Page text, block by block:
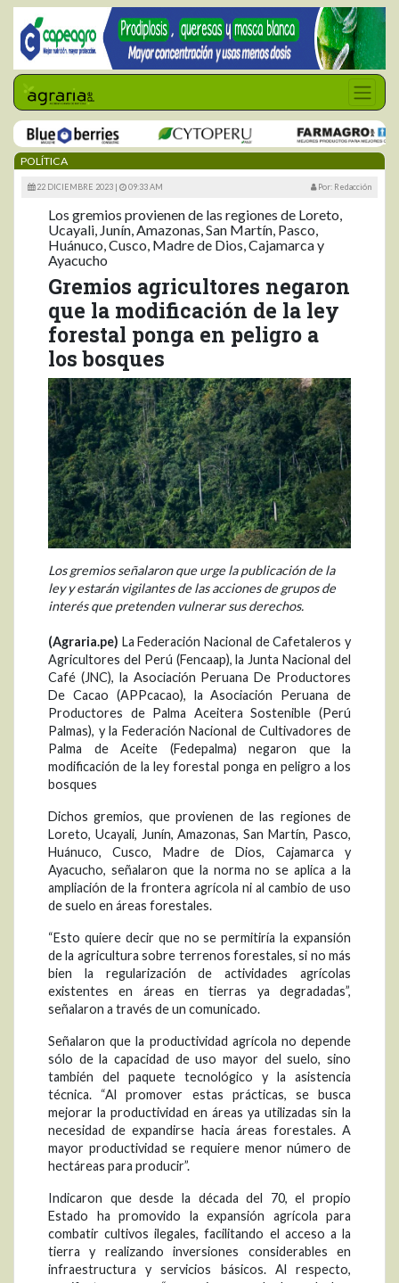
POLÍTICA
22 DICIEMBRE 2023 | 09:33 AM Por: Redacción
Los gremios provienen de las regiones de Loreto,
Ucayali, Junín, Amazonas, San Martín, Pasco,
Huánuco, Cusco, Madre de Dios, Cajamarca y
Ayacucho
Gremios agricultores negaron
que la modificación de la ley
forestal ponga en peligro a
los bosques
Los gremios señalaron que urge la publicación de la
ley y estarán vigilantes de las acciones de grupos de
interés que pretenden vulnerar sus derechos.
(Agraria.pe) La Federación Nacional de Cafetaleros y
Agricultores del Perú (Fencaap), la Junta Nacional del
Café (JNC), la Asociación Peruana De Productores
De Cacao (APPcacao), la Asociación Peruana de
Productores de Palma Aceitera Sostenible (Perú
Palmas), y la Federación Nacional de Cultivadores de
Palma de Aceite (Fedepalma) negaron que la
modificación de la ley forestal ponga en peligro a los
bosques
Dichos gremios, que provienen de las regiones de
Loreto, Ucayali, Junín, Amazonas, San Martín, Pasco,
Huánuco, Cusco, Madre de Dios, Cajamarca y
Ayacucho, señalaron que la norma no se aplica a la
ampliación de la frontera agrícola ni al cambio de uso
de suelo en áreas forestales.
“Esto quiere decir que no se permitiría la expansión
de la agricultura sobre terrenos forestales, si no más
bien la regularización de actividades agrícolas
existentes en áreas en tierras ya degradadas”,
señalaron a través de un comunicado.
Señalaron que la productividad agrícola no depende
sólo de la capacidad de uso mayor del suelo, sino
también del paquete tecnológico y la asistencia
técnica. “Al promover estas prácticas, se busca
mejorar la productividad en áreas ya utilizadas sin la
necesidad de expandirse hacia áreas forestales. A
mayor productividad se requiere menor número de
hectáreas para producir”.
Indicaron que desde la década del 70, el propio
Estado ha promovido la expansión agrícola para
combatir cultivos ilegales, facilitando el acceso a la
tierra y realizando inversiones considerables en
infraestructura y servicios básicos. Al respecto,